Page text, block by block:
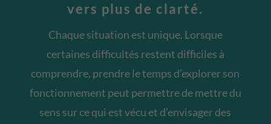
vers plus de clarté.
Chaque situation est unique. Lorsque
certaines difficultés restent difficiles à
comprendre, prendre le temps d’explorer son
fonctionnement peut permettre de mettre du
sens sur ce qui est vécu et d’envisager des